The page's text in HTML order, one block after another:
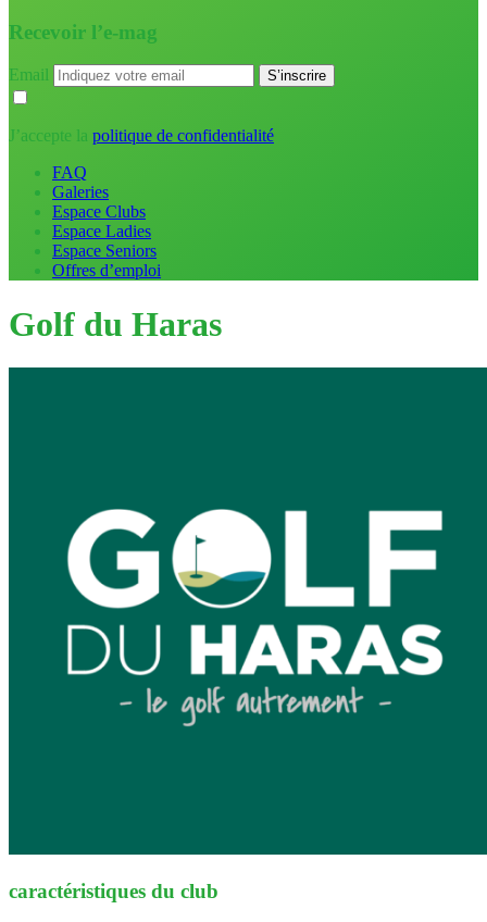
Recevoir l’e-mag
Email
J’accepte la politique de confidentialité
FAQ
Galeries
Espace Clubs
Espace Ladies
Espace Seniors
Offres d’emploi
Golf du Haras
caractéristiques du club